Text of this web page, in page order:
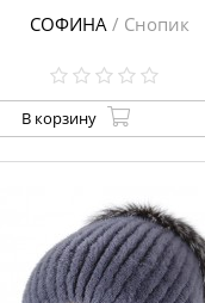
СОФИНА / Снопик
В корзину